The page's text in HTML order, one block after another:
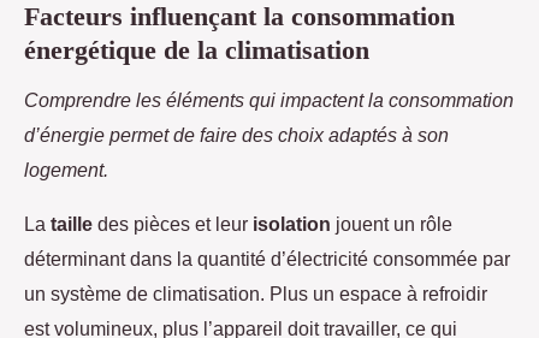
Facteurs influençant la consommation
énergétique de la climatisation
Comprendre les éléments qui impactent la consommation
d’énergie permet de faire des choix adaptés à son
logement.
La taille des pièces et leur isolation jouent un rôle
déterminant dans la quantité d’électricité consommée par
un système de climatisation. Plus un espace à refroidir
est volumineux, plus l’appareil doit travailler, ce qui